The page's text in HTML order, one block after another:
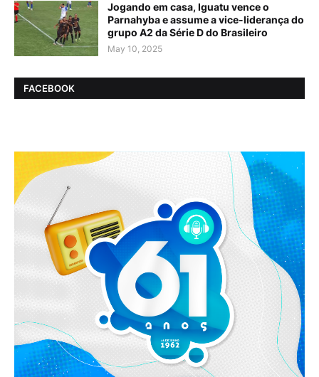
Jogando em casa, Iguatu vence o
Parnahyba e assume a vice-liderança do
grupo A2 da Série D do Brasileiro
May 10, 2025
FACEBOOK